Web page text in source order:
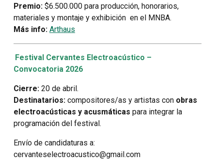
Premio: $6.500.000 para producción, honorarios,
materiales y montaje y exhibición en el MNBA.
Más info: Arthaus
Festival Cervantes Electroacústico –
Convocatoria 2026
Cierre: 20 de abril.
Destinatarios: compositores/as y artistas con obras
electroacústicas y acusmáticas para integrar la
programación del festival.
Envío de candidaturas a:
cervanteselectroacustico@gmail.com